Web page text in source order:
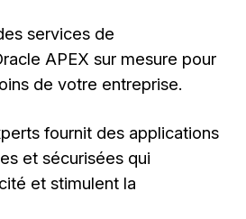
services de
APEX sur mesure pour
de votre entreprise.
fournit des applications
et sécurisées qui
et stimulent la